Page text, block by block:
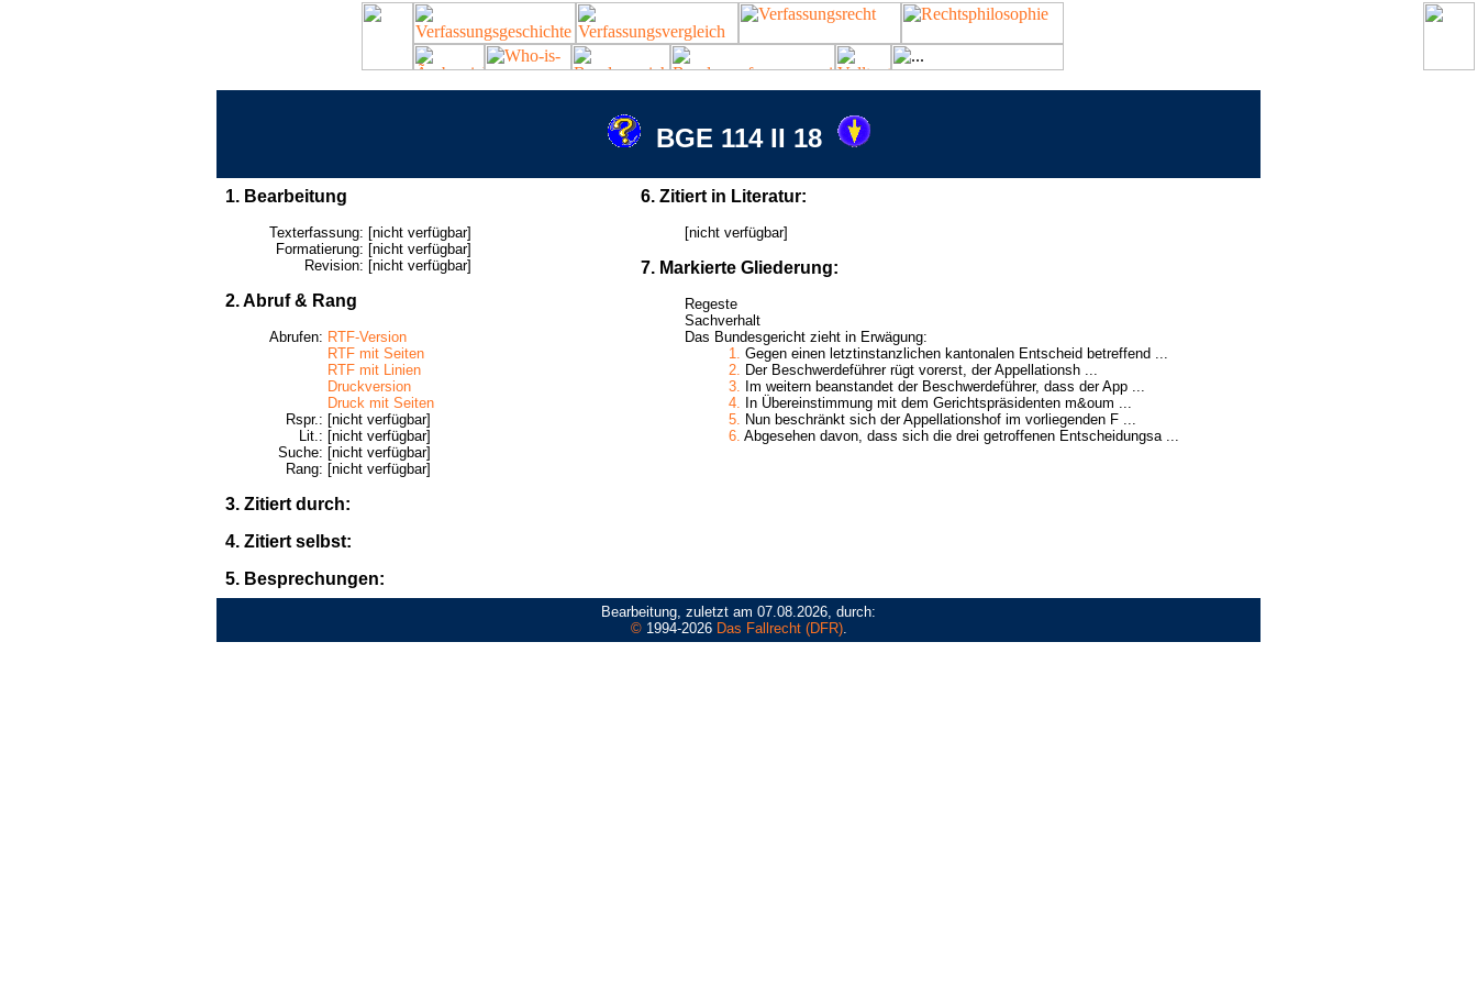
BGE 114 II 18
1. Bearbeitung
Texterfassung: [nicht verfügbar]
Formatierung: [nicht verfügbar]
Revision: [nicht verfügbar]
2. Abruf & Rang
Abrufen: RTF-Version
RTF mit Seiten
RTF mit Linien
Druckversion
Druck mit Seiten
Rspr.: [nicht verfügbar]
Lit.: [nicht verfügbar]
Suche: [nicht verfügbar]
Rang: [nicht verfügbar]
3. Zitiert durch:
4. Zitiert selbst:
5. Besprechungen:
6. Zitiert in Literatur:
[nicht verfügbar]
7. Markierte Gliederung:
Regeste
Sachverhalt
Das Bundesgericht zieht in Erwägung:
1. Gegen einen letztinstanzlichen kantonalen Entscheid betreffend ...
2. Der Beschwerdeführer rügt vorerst, der Appellationsh ...
3. Im weitern beanstandet der Beschwerdeführer, dass der App ...
4. In Übereinstimmung mit dem Gerichtspräsidenten m&oum ...
5. Nun beschränkt sich der Appellationshof im vorliegenden F ...
6. Abgesehen davon, dass sich die drei getroffenen Entscheidungsa ...
Bearbeitung, zuletzt am 07.08.2026, durch:
©1994-2026 Das Fallrecht (DFR).